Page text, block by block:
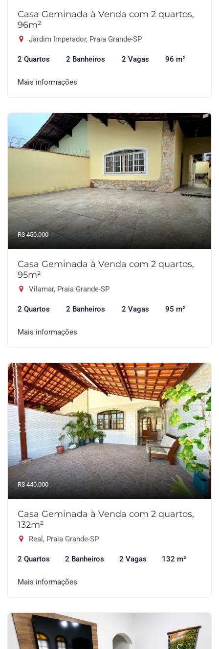
Casa Geminada à Venda com 2 quartos,
96m²
Jardim Imperador, Praia Grande-SP
2 Quartos 2 Banheiros 2 Vagas 96 m²
Mais informações
R$ 450.000
Casa Geminada à Venda com 2 quartos,
95m²
Vilamar, Praia Grande-SP
2 Quartos 2 Banheiros 2 Vagas 95 m²
Mais informações
R$ 440.000
Casa Geminada à Venda com 2 quartos,
132m²
Real, Praia Grande-SP
2 Quartos 2 Banheiros 2 Vagas 132 m²
Mais informações